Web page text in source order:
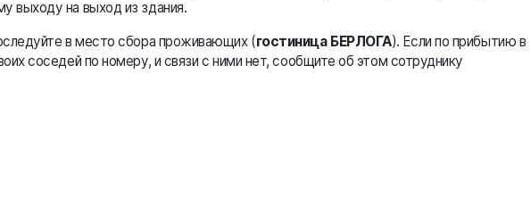
выходу на выход из здания.
в место сбора проживающих (гостиница БЕРЛОГА). Если по прибытию в
соседей по номеру, и связи с ними нет, сообщите об этом сотруднику